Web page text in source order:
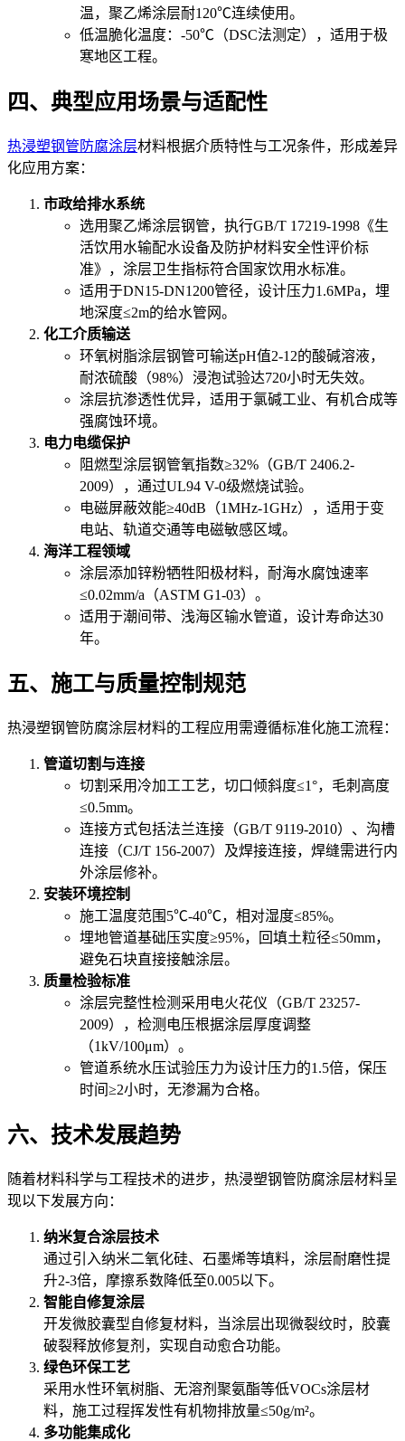
温，聚乙烯涂层耐120℃连续使用。
低温脆化温度：-50℃（DSC法测定），适用于极
寒地区工程。
四、典型应用场景与适配性
热浸塑钢管防腐涂层材料根据介质特性与工况条件，形成差异
化应用方案：
市政给排水系统
选用聚乙烯涂层钢管，执行GB/T 17219-1998《生
活饮用水输配水设备及防护材料安全性评价标
准》，涂层卫生指标符合国家饮用水标准。
适用于DN15-DN1200管径，设计压力1.6MPa，埋
地深度≤2m的给水管网。
化工介质输送
环氧树脂涂层钢管可输送pH值2-12的酸碱溶液，
耐浓硫酸（98%）浸泡试验达720小时无失效。
涂层抗渗透性优异，适用于氯碱工业、有机合成等
强腐蚀环境。
电力电缆保护
阻燃型涂层钢管氧指数≥32%（GB/T 2406.2-
2009），通过UL94 V-0级燃烧试验。
电磁屏蔽效能≥40dB（1MHz-1GHz），适用于变
电站、轨道交通等电磁敏感区域。
海洋工程领域
涂层添加锌粉牺牲阳极材料，耐海水腐蚀速率
≤0.02mm/a（ASTM G1-03）。
适用于潮间带、浅海区输水管道，设计寿命达30
年。
五、施工与质量控制规范
热浸塑钢管防腐涂层材料的工程应用需遵循标准化施工流程：
管道切割与连接
切割采用冷加工工艺，切口倾斜度≤1°，毛刺高度
≤0.5mm。
连接方式包括法兰连接（GB/T 9119-2010）、沟槽
连接（CJ/T 156-2007）及焊接连接，焊缝需进行内
外涂层修补。
安装环境控制
施工温度范围5℃-40℃，相对湿度≤85%。
埋地管道基础压实度≥95%，回填土粒径≤50mm，
避免石块直接接触涂层。
质量检验标准
涂层完整性检测采用电火花仪（GB/T 23257-
2009），检测电压根据涂层厚度调整
（1kV/100μm）。
管道系统水压试验压力为设计压力的1.5倍，保压
时间≥2小时，无渗漏为合格。
六、技术发展趋势
随着材料科学与工程技术的进步，热浸塑钢管防腐涂层材料呈
现以下发展方向：
纳米复合涂层技术
通过引入纳米二氧化硅、石墨烯等填料，涂层耐磨性提
升2-3倍，摩擦系数降低至0.005以下。
智能自修复涂层
开发微胶囊型自修复材料，当涂层出现微裂纹时，胶囊
破裂释放修复剂，实现自动愈合功能。
绿色环保工艺
采用水性环氧树脂、无溶剂聚氨酯等低VOCs涂层材
料，施工过程挥发性有机物排放量≤50g/m²。
多功能集成化